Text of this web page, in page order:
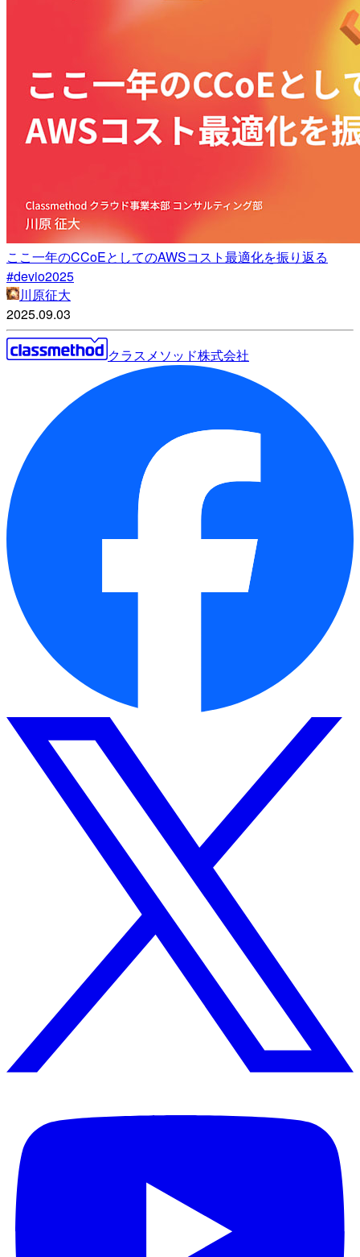
ここ一年のCCoEとしてのAWSコスト最適化を振り返る
#devio2025
川原征大
2025.09.03
クラスメソッド株式会社